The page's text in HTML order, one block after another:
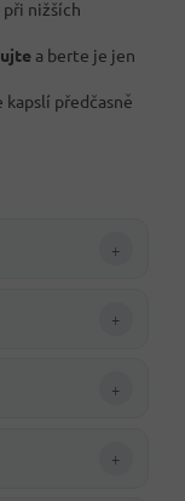
při nižších
a berte je jen
kapslí předčasně
+
+
+
+